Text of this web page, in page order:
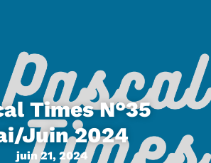
Times N°35
Juin 2024
juin 21, 2024